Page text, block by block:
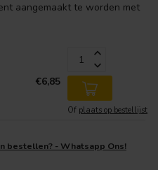
aangemaakt te worden met
€6,85
Of plaats op bestellijst
bestellen? - Whatsapp Ons!